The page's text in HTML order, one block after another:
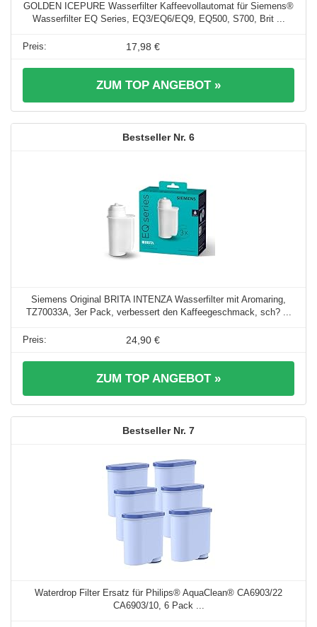
GOLDEN ICEPURE Wasserfilter Kaffeevollautomat für Siemens®
Wasserfilter EQ Series, EQ3/EQ6/EQ9, EQ500, S700, Brit ...
17,98 €
ZUM TOP ANGEBOT »
6
Siemens Original BRITA INTENZA Wasserfilter mit Aromaring,
TZ70033A, 3er Pack, verbessert den Kaffeegeschmack, sch? ...
24,90 €
ZUM TOP ANGEBOT »
7
Waterdrop Filter Ersatz für Philips® AquaClean® CA6903/22
CA6903/10, 6 Pack ...